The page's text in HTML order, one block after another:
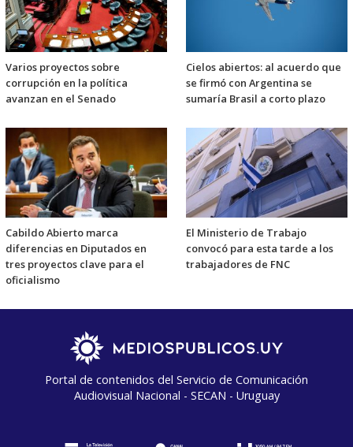
Varios proyectos sobre
corrupción en la política
avanzan en el Senado
Cielos abiertos: al acuerdo que
se firmó con Argentina se
sumaría Brasil a corto plazo
Cabildo Abierto marca
diferencias en Diputados en
tres proyectos clave para el
oficialismo
El Ministerio de Trabajo
convocó para esta tarde a los
trabajadores de FNC
Portal de contenidos del Servicio de Comunicación
Audiovisual Nacional - SECAN - Uruguay